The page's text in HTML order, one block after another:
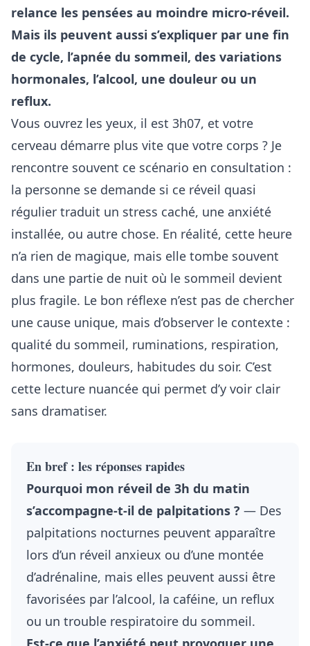
relance les pensées au moindre micro-réveil.
Mais ils peuvent aussi s’expliquer par une fin
de cycle, l’apnée du sommeil, des variations
hormonales, l’alcool, une douleur ou un
reflux.
Vous ouvrez les yeux, il est 3h07, et votre
cerveau démarre plus vite que votre corps ? Je
rencontre souvent ce scénario en consultation :
la personne se demande si ce réveil quasi
régulier traduit un stress caché, une anxiété
installée, ou autre chose. En réalité, cette heure
n’a rien de magique, mais elle tombe souvent
dans une partie de nuit où le sommeil devient
plus fragile. Le bon réflexe n’est pas de chercher
une cause unique, mais d’observer le contexte :
qualité du sommeil, ruminations, respiration,
hormones, douleurs, habitudes du soir. C’est
cette lecture nuancée qui permet d’y voir clair
sans dramatiser.
En bref : les réponses rapides
Pourquoi mon réveil de 3h du matin
s’accompagne-t-il de palpitations ? — Des
palpitations nocturnes peuvent apparaître
lors d’un réveil anxieux ou d’une montée
d’adrénaline, mais elles peuvent aussi être
favorisées par l’alcool, la caféine, un reflux
ou un trouble respiratoire du sommeil.